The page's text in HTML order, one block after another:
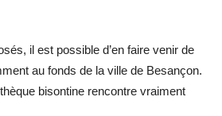
il est possible d’en faire venir de
au fonds de la ville de Besançon.
bisontine rencontre vraiment